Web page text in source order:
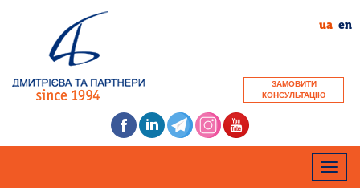
ЗАМОВИТИ
КОНСУЛЬТАЦІЮ
ua en
Toggle